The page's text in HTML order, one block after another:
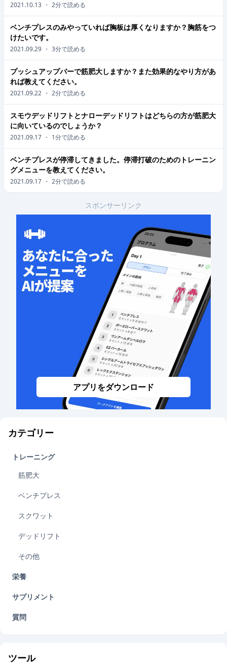
2021.10.13 ・ 2分で読める
ベンチプレスのみやっていれば胸板は厚くなりますか？胸筋をつ
けたいです。
2021.09.29 ・ 3分で読める
プッシュアップバーで筋肥大しますか？また効果的なやり方があ
れば教えてください。
2021.09.22 ・ 2分で読める
スモウデッドリフトとナローデッドリフトはどちらの方が筋肥大
に向いているのでしょうか？
2021.09.17 ・ 1分で読める
ベンチプレスが停滞してきました。停滞打破のためのトレーニン
グメニューを教えてください。
2021.09.17 ・ 2分で読める
スポンサーリンク
アプリをダウンロード
カテゴリー
トレーニング
筋肥大
ベンチプレス
スクワット
デッドリフト
その他
栄養
サプリメント
質問
ツール